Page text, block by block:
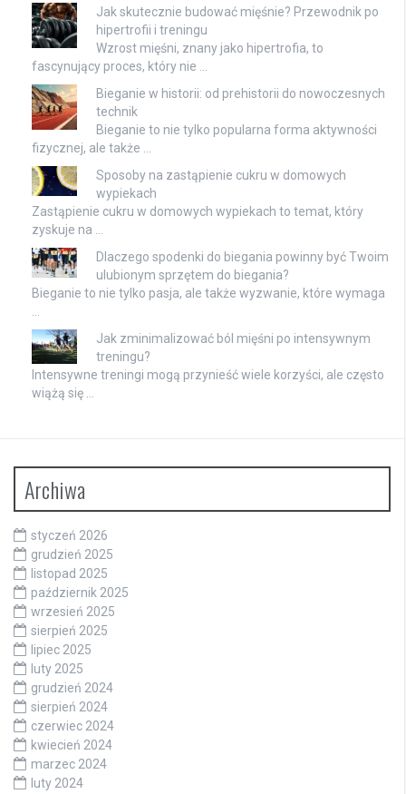
Jak skutecznie budować mięśnie? Przewodnik po
hipertrofii i treningu
Wzrost mięśni, znany jako hipertrofia, to
fascynujący proces, który nie …
Bieganie w historii: od prehistorii do nowoczesnych
technik
Bieganie to nie tylko popularna forma aktywności
fizycznej, ale także …
Sposoby na zastąpienie cukru w domowych
wypiekach
Zastąpienie cukru w domowych wypiekach to temat, który
zyskuje na …
Dlaczego spodenki do biegania powinny być Twoim
ulubionym sprzętem do biegania?
Bieganie to nie tylko pasja, ale także wyzwanie, które wymaga
Jak zminimalizować ból mięśni po intensywnym
treningu?
Intensywne treningi mogą przynieść wiele korzyści, ale często
wiążą się …
Archiwa
styczeń 2026
grudzień 2025
listopad 2025
październik 2025
wrzesień 2025
sierpień 2025
lipiec 2025
luty 2025
grudzień 2024
sierpień 2024
czerwiec 2024
kwiecień 2024
marzec 2024
luty 2024